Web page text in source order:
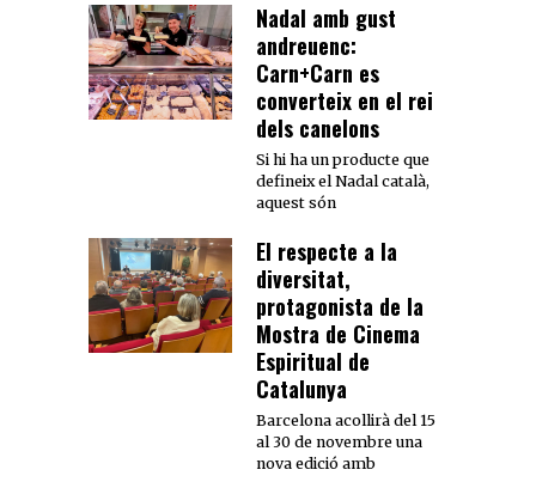
Nadal amb gust
andreuenc:
Carn+Carn es
converteix en el rei
dels canelons
Si hi ha un producte que
defineix el Nadal català,
aquest són
El respecte a la
diversitat,
protagonista de la
Mostra de Cinema
Espiritual de
Catalunya
Barcelona acollirà del 15
al 30 de novembre una
nova edició amb